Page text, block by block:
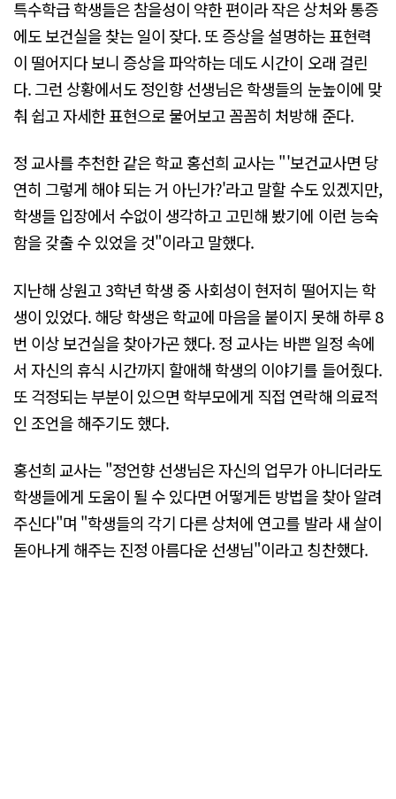
특수학급 학생들은 참을성이 약한 편이라 작은 상처와 통증
에도 보건실을 찾는 일이 잦다. 또 증상을 설명하는 표현력
이 떨어지다 보니 증상을 파악하는 데도 시간이 오래 걸린
다. 그런 상황에서도 정인향 선생님은 학생들의 눈높이에 맞
춰 쉽고 자세한 표현으로 물어보고 꼼꼼히 처방해 준다.
정 교사를 추천한 같은 학교 홍선희 교사는 "'보건교사면 당
연히 그렇게 해야 되는 거 아닌가?'라고 말할 수도 있겠지만,
학생들 입장에서 수없이 생각하고 고민해 봤기에 이런 능숙
함을 갖출 수 있었을 것"이라고 말했다.
지난해 상원고 3학년 학생 중 사회성이 현저히 떨어지는 학
생이 있었다. 해당 학생은 학교에 마음을 붙이지 못해 하루 8
번 이상 보건실을 찾아가곤 했다. 정 교사는 바쁜 일정 속에
서 자신의 휴식 시간까지 할애해 학생의 이야기를 들어줬다.
또 걱정되는 부분이 있으면 학부모에게 직접 연락해 의료적
인 조언을 해주기도 했다.
홍선희 교사는 "정언향 선생님은 자신의 업무가 아니더라도
학생들에게 도움이 될 수 있다면 어떻게든 방법을 찾아 알려
주신다"며 "학생들의 각기 다른 상처에 연고를 발라 새 살이
돋아나게 해주는 진정 아름다운 선생님"이라고 칭찬했다.